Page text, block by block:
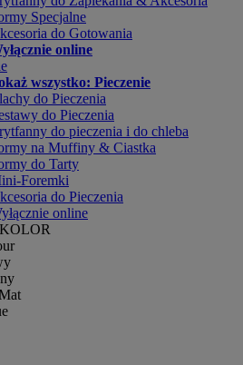
Specjalne
do Gotowania
online
wszystko: Pieczenie
do Pieczenia
do Pieczenia
do pieczenia i do chleba
na Muffiny & Ciastka
do Tarty
Foremki
do Pieczenia
online